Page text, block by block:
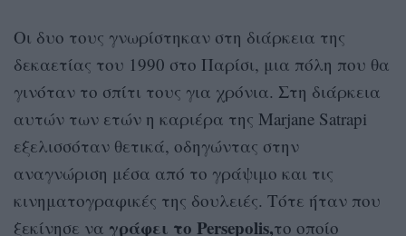
Οι δυο τους γνωρίστηκαν στη διάρκεια της
δεκαετίας του 1990 στο Παρίσι, μια πόλη που θα
γινόταν το σπίτι τους για χρόνια. Στη διάρκεια
αυτών των ετών η καριέρα της Marjane Satrapi
εξελισσόταν θετικά, οδηγώντας στην
αναγνώριση μέσα από το γράψιμο και τις
κινηματογραφικές της δουλειές. Τότε ήταν που
ξεκίνησε να γράφει το Persepolis,το οποίο